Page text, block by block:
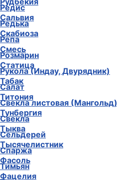
Сальвия
Скабиоза
Смесь
Статица
Табак
Титония
Тунбергия
Тыква
Тысячелистник
Фасоль
Фацелия
Редис
Редька
Репа
Розмарин
Рукола (Индау, Двурядник)
Салат
Свекла листовая (Мангольд)
Свекла
Сельдерей
Спаржа
Тимьян